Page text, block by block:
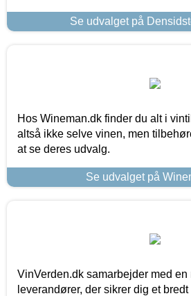
Se udvalget på
Hos Wineman.dk finder du alt i
altså ikke selve vinen, men
at se deres udvalg.
Se udvalget på
VinVerden.dk samarbejder med
leverandører, der sikrer dig et